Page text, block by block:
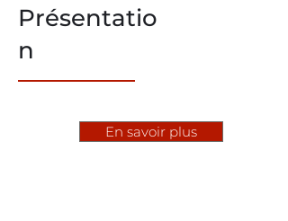
Présentatio
n
En savoir plus